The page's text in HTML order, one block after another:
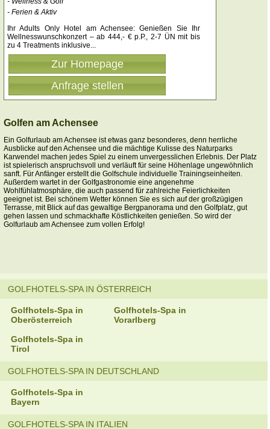
- Ferien & Aktiv
Ihr Adults Only Hotel am Achensee: Genießen Sie Ihr
Wellnesswunschkonzert – ab 444,- € p.P., 2-7 ÜN mit bis
zu 4 Treatments inklusive
Zur Homepage
Anfrage stellen
Golfen am Achensee
Ein Golfurlaub am Achensee ist etwas ganz besonderes, denn herrliche
Ausblicke auf den Achensee und die mächtige Kulisse des Naturparks
Karwendel machen jedes Spiel zu einem unvergesslichen Erlebnis. Der Platz
ist spielerisch anspruchsvoll und verläuft für seine Höhenlage ungewöhnlich
sanft. Für Anfänger erstellt die Golfschule individuelle Trainingseinheiten.
Außerdem wartet in der Golfgastronomie eine angenehme
Wohlfühlatmosphäre, die auch passend für zahlreiche Feierlichkeiten
geeignet ist. Bei schönem Wetter können Sie es sich auf der großzügigen
Terrasse, mit Blick auf das gewaltige Bergpanorama und den Golfplatz, gut
gehen lassen und schmackhafte Köstlichkeiten genießen. So wird der
Golfurlaub am Achensee zum vollen Erfolg!
GOLFHOTELS-SPA IN ÖSTERREICH
Golfhotels-Spa in
Oberösterreich
Golfhotels-Spa in
Vorarlberg
Golfhotels-Spa in
Tirol
GOLFHOTELS-SPA IN DEUTSCHLAND
Golfhotels-Spa in
Bayern
GOLFHOTELS-SPA IN ITALIEN